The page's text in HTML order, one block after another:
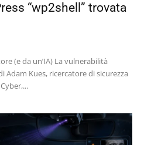
“wp2shell” trovata
La vulnerabilità
Adam Kues, ricercatore di sicurezza